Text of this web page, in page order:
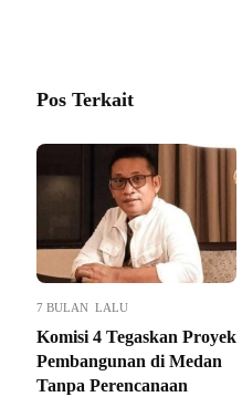
Pos Terkait
7 BULAN LALU
Komisi 4 Tegaskan Proyek
Pembangunan di Medan
Tanpa Perencanaan